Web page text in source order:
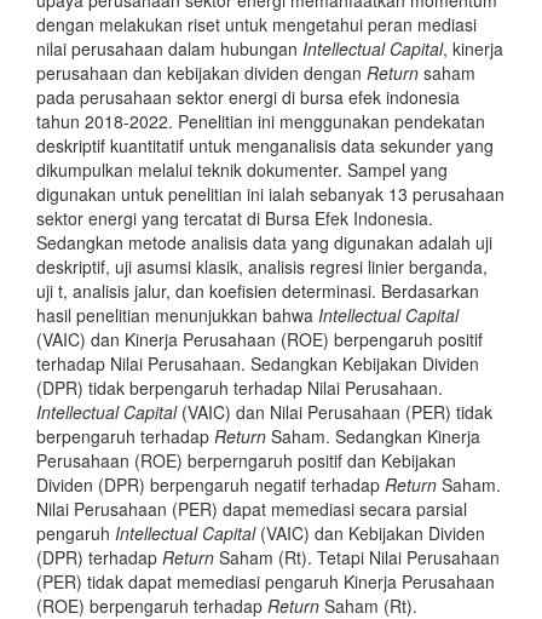
dengan melakukan riset untuk mengetahui peran mediasi
nilai perusahaan dalam hubungan Intellectual Capital, kinerja
perusahaan dan kebijakan dividen dengan Return saham
pada perusahaan sektor energi di bursa efek indonesia
tahun 2018-2022. Penelitian ini menggunakan pendekatan
deskriptif kuantitatif untuk menganalisis data sekunder yang
dikumpulkan melalui teknik dokumenter. Sampel yang
digunakan untuk penelitian ini ialah sebanyak 13 perusahaan
sektor energi yang tercatat di Bursa Efek Indonesia.
Sedangkan metode analisis data yang digunakan adalah uji
deskriptif, uji asumsi klasik, analisis regresi linier berganda,
uji t, analisis jalur, dan koefisien determinasi. Berdasarkan
hasil penelitian menunjukkan bahwa Intellectual Capital
(VAIC) dan Kinerja Perusahaan (ROE) berpengaruh positif
terhadap Nilai Perusahaan. Sedangkan Kebijakan Dividen
(DPR) tidak berpengaruh terhadap Nilai Perusahaan.
Intellectual Capital(VAIC) dan Nilai Perusahaan (PER) tidak
berpengaruh terhadap Return Saham. Sedangkan Kinerja
Perusahaan (ROE) berperngaruh positif dan Kebijakan
Dividen (DPR) berpengaruh negatif terhadap Return Saham.
Nilai Perusahaan (PER) dapat memediasi secara parsial
pengaruh Intellectual Capital(VAIC) dan Kebijakan Dividen
(DPR) terhadap Return Saham (Rt). Tetapi Nilai Perusahaan
(PER) tidak dapat memediasi pengaruh Kinerja Perusahaan
(ROE) berpengaruh terhadap Return Saham (Rt).